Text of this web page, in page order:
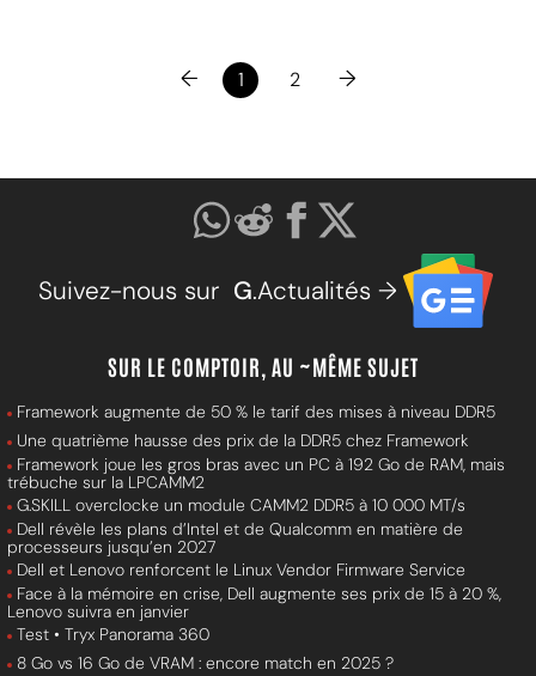
← 1 2 →
Suivez-nous sur G.Actualités →
SUR LE COMPTOIR, AU ~MÊME SUJET
Framework augmente de 50 % le tarif des mises à niveau DDR5
Une quatrième hausse des prix de la DDR5 chez Framework
Framework joue les gros bras avec un PC à 192 Go de RAM, mais
trébuche sur la LPCAMM2
G.SKILL overclocke un module CAMM2 DDR5 à 10 000 MT/s
Dell révèle les plans d’Intel et de Qualcomm en matière de
processeurs jusqu’en 2027
Dell et Lenovo renforcent le Linux Vendor Firmware Service
Face à la mémoire en crise, Dell augmente ses prix de 15 à 20 %,
Lenovo suivra en janvier
Test • Tryx Panorama 360
8 Go vs 16 Go de VRAM : encore match en 2025 ?